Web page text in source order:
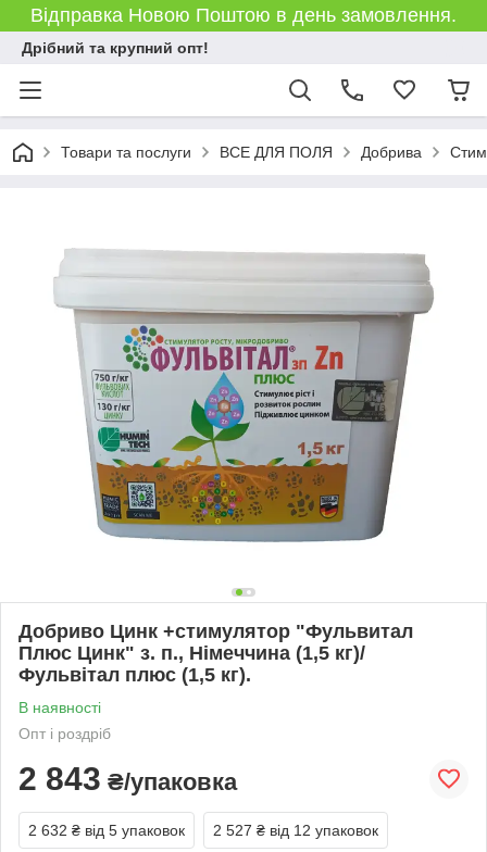
Відправка Новою Поштою в день замовлення.
Дрібний та крупний опт!
Товари та послуги ВСЕ ДЛЯ ПОЛЯ Добрива
Добриво Цинк +стимулятор "Фульвитал
Плюс Цинк" з. п., Німеччина (1,5 кг)/
Фульвітал плюс (1,5 кг).
В наявності
Опт і роздріб
2 843 ₴/упаковка
2 632 ₴ від 5 упаковок 2 527 ₴ від 12 упаковок